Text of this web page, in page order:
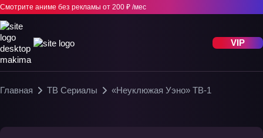
Смотрите аниме без рекламы от 200 ₽ /мес
VIP
Главная ТВ Сериалы «Неуклюжая Уэно» ТВ-1